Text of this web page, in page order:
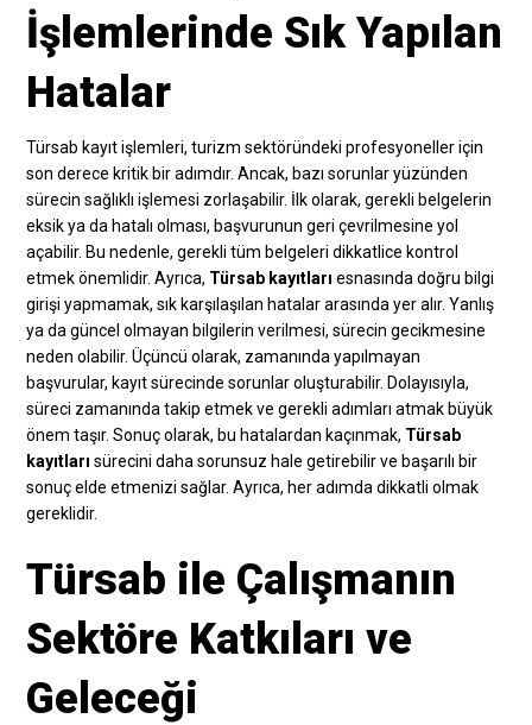
İşlemlerinde Sık Yapılan
Hatalar
Türsab kayıt işlemleri, turizm sektöründeki profesyoneller için
son derece kritik bir adımdır. Ancak, bazı sorunlar yüzünden
sürecin sağlıklı işlemesi zorlaşabilir. İlk olarak, gerekli belgelerin
eksik ya da hatalı olması, başvurunun geri çevrilmesine yol
açabilir. Bu nedenle, gerekli tüm belgeleri dikkatlice kontrol
etmek önemlidir. Ayrıca, Türsab kayıtları esnasında doğru bilgi
girişi yapmamak, sık karşılaşılan hatalar arasında yer alır. Yanlış
ya da güncel olmayan bilgilerin verilmesi, sürecin gecikmesine
neden olabilir. Üçüncü olarak, zamanında yapılmayan
başvurular, kayıt sürecinde sorunlar oluşturabilir. Dolayısıyla,
süreci zamanında takip etmek ve gerekli adımları atmak büyük
önem taşır. Sonuç olarak, bu hatalardan kaçınmak, Türsab
kayıtları sürecini daha sorunsuz hale getirebilir ve başarılı bir
sonuç elde etmenizi sağlar. Ayrıca, her adımda dikkatli olmak
gereklidir.
Türsab ile Çalışmanın
Sektöre Katkıları ve
Geleceği